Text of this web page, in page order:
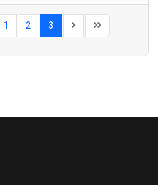
Limite de la pagination
1 2 3